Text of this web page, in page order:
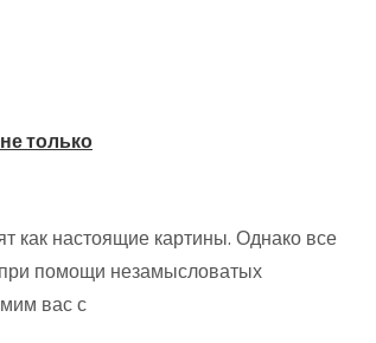
только
как настоящие картины. Однако все
помощи незамысловатых
вас с